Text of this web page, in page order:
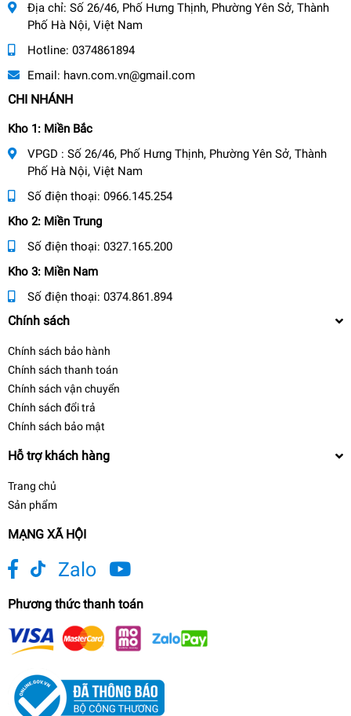
Địa chỉ: Số 26/46, Phố Hưng Thịnh, Phường Yên Sở, Thành
Phố Hà Nội, Việt Nam
Hotline: 0374861894
Email: havn.com.vn@gmail.com
CHI NHÁNH
Kho 1: Miền Bắc
VPGD : Số 26/46, Phố Hưng Thịnh, Phường Yên Sở, Thành
Phố Hà Nội, Việt Nam
Số điện thoại: 0966.145.254
Kho 2: Miền Trung
Số điện thoại: 0327.165.200
Kho 3: Miền Nam
Số điện thoại: 0374.861.894
Chính sách
Chính sách bảo hành
Chính sách thanh toán
Chính sách vận chuyển
Chính sách đổi trả
Chính sách bảo mật
Hỗ trợ khách hàng
Trang chủ
Sản phẩm
MẠNG XÃ HỘI
Zalo
Phương thức thanh toán